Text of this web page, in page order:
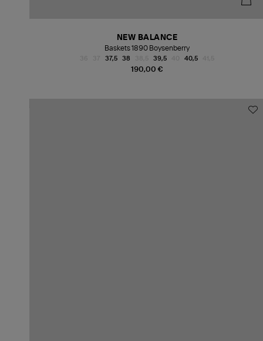
190,00 €
NEW BALANCE
Baskets 1890 Boysenberry
37,5 38 39,5 40,5